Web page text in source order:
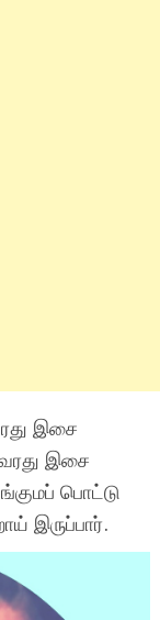
இசை
இசை
பொட்டு
இருப்பார்.